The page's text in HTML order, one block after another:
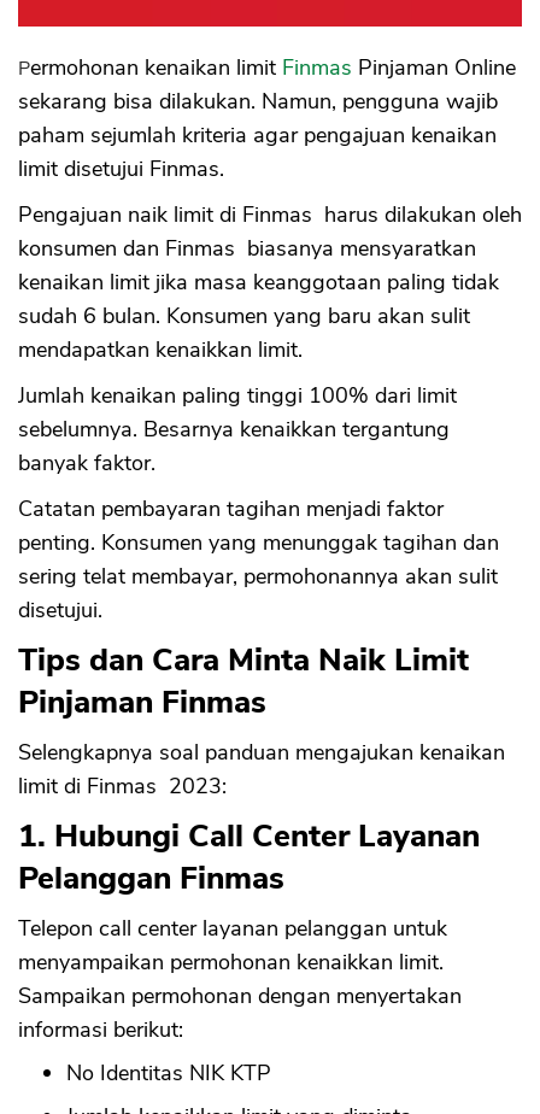
Permohonan kenaikan limit Finmas Pinjaman Online
sekarang bisa dilakukan. Namun, pengguna wajib
paham sejumlah kriteria agar pengajuan kenaikan
limit disetujui Finmas.
Pengajuan naik limit di Finmas harus dilakukan oleh
konsumen dan Finmas biasanya mensyaratkan
kenaikan limit jika masa keanggotaan paling tidak
sudah 6 bulan. Konsumen yang baru akan sulit
mendapatkan kenaikkan limit.
Jumlah kenaikan paling tinggi 100% dari limit
sebelumnya. Besarnya kenaikkan tergantung
banyak faktor.
Catatan pembayaran tagihan menjadi faktor
penting. Konsumen yang menunggak tagihan dan
sering telat membayar, permohonannya akan sulit
disetujui.
Tips dan Cara Minta Naik Limit
Pinjaman Finmas
Selengkapnya soal panduan mengajukan kenaikan
limit di Finmas 2023:
1. Hubungi Call Center Layanan
Pelanggan Finmas
Telepon call center layanan pelanggan untuk
menyampaikan permohonan kenaikkan limit.
Sampaikan permohonan dengan menyertakan
informasi berikut:
No Identitas NIK KTP